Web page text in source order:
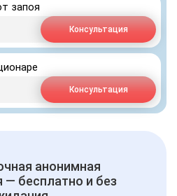
запоя
Консультация
Консультация
анонимная
— бесплатно и без